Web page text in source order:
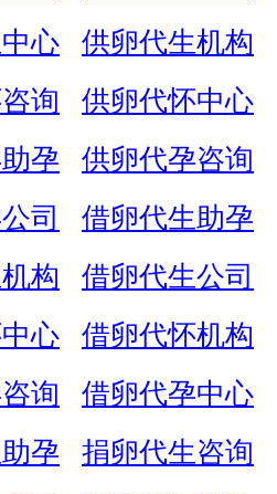
心
供卵代生机构
询
供卵代怀中心
孕
供卵代孕咨询
司
借卵代生助孕
构
借卵代生公司
心
借卵代怀机构
询
借卵代孕中心
孕
捐卵代生咨询